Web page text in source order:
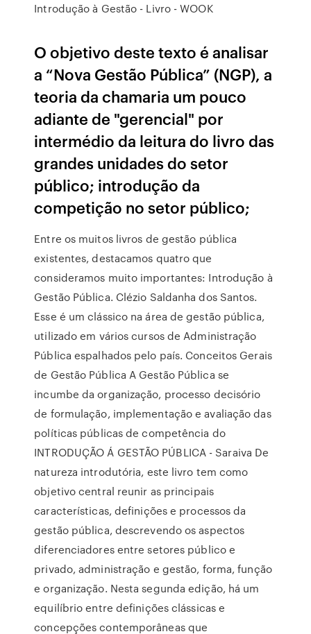
Introdução à Gestão - Livro - WOOK
O objetivo deste texto é analisar
a “Nova Gestão Pública” (NGP), a
teoria da chamaria um pouco
adiante de "gerencial" por
intermédio da leitura do livro das
grandes unidades do setor
público; introdução da
competição no setor público;
Entre os muitos livros de gestão pública
existentes, destacamos quatro que
consideramos muito importantes: Introdução à
Gestão Pública. Clézio Saldanha dos Santos.
Esse é um clássico na área de gestão pública,
utilizado em vários cursos de Administração
Pública espalhados pelo país. Conceitos Gerais
de Gestão Pública A Gestão Pública se
incumbe da organização, processo decisório
de formulação, implementação e avaliação das
políticas públicas de competência do
INTRODUÇÃO Á GESTÃO PÚBLICA - Saraiva De
natureza introdutória, este livro tem como
objetivo central reunir as principais
características, definições e processos da
gestão pública, descrevendo os aspectos
diferenciadores entre setores público e
privado, administração e gestão, forma, função
e organização. Nesta segunda edição, há um
equilíbrio entre definições clássicas e
concepções contemporâneas que